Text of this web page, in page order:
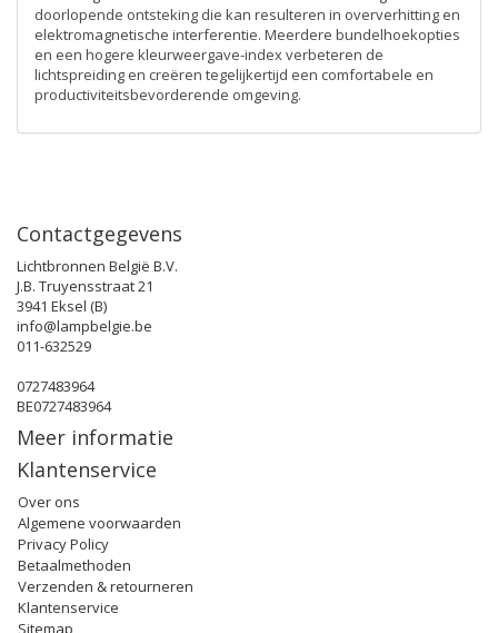
doorlopende ontsteking die kan resulteren in oververhitting en
elektromagnetische interferentie. Meerdere bundelhoekopties
en een hogere kleurweergave-index verbeteren de
lichtspreiding en creëren tegelijkertijd een comfortabele en
productiviteitsbevorderende omgeving.
Contactgegevens
Lichtbronnen België B.V.
J.B. Truyensstraat 21
3941 Eksel (B)
info@lampbelgie.be
011-632529
0727483964
BE0727483964
Meer informatie
Klantenservice
Over ons
Algemene voorwaarden
Privacy Policy
Betaalmethoden
Verzenden & retourneren
Klantenservice
Sitemap